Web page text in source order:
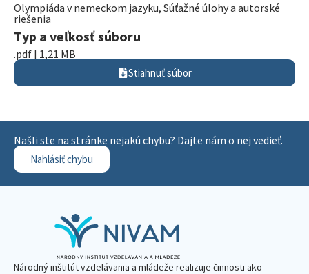
Olympiáda v nemeckom jazyku, Súťažné úlohy a autorské
riešenia
Typ a veľkosť súboru
.pdf | 1,21 MB
Stiahnuť súbor
Našli ste na stránke nejakú chybu? Dajte nám o nej vedieť.
Nahlásiť chybu
Národný inštitút vzdelávania a mládeže realizuje činnosti ako